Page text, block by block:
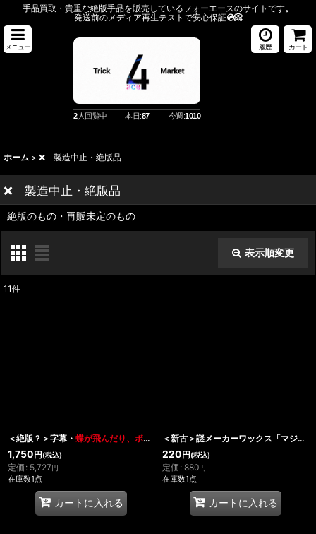
手品買取・貴重な絶版手品を販売しているフォーエースのサイトです。
発送前のメディア再生テストで安心保証💿️📀
メニュー
2人回覧中 本日:87 今週:1010
履歴 カート
ホーム > ❌️ 製造中止・絶版品
❌️ 製造中止・絶版品
絶版のもの・再販未定のもの
表示順変更
11件
＜絶版？＞字幕・ 蝶が飛んだり、ボールが動いたり 「PEKI`S ART OF
1,750円(税込)
定価 : 5,727円
在庫数1点
カートに入れる
＜新古＞謎メーカーワックス「マジシャンズワックス」
220円(税込)
定価 : 880円
在庫数1点
カートに入れる